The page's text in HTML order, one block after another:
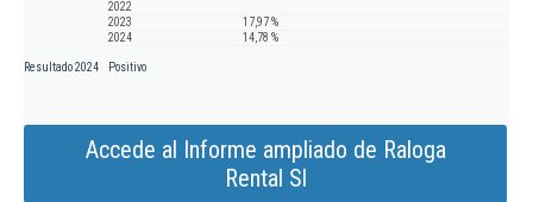
2022
2023
17,97 %
2024
14,78 %
Resultado 2024 Positivo
Accede al Informe ampliado de Raloga
Rental Sl